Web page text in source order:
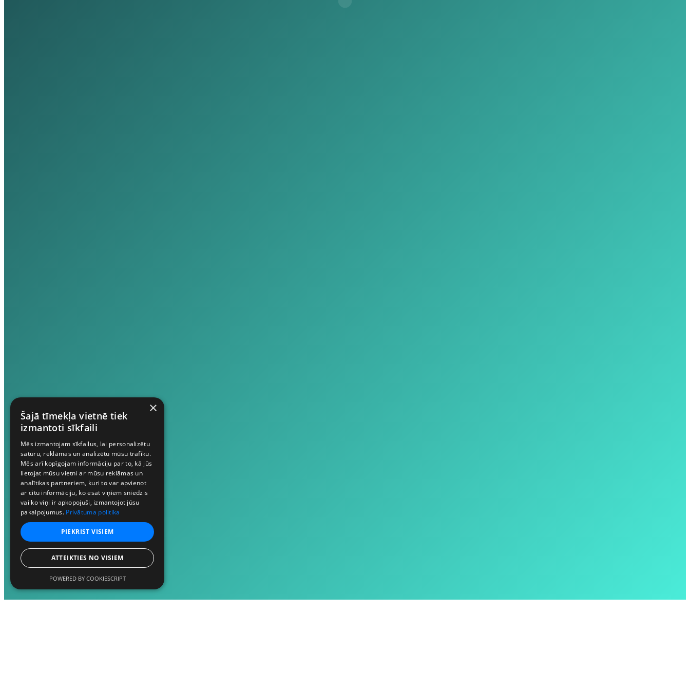
×
Šajā tīmekļa vietnē tiek
izmantoti sīkfaili
Mēs izmantojam sīkfailus, lai personalizētu
saturu, reklāmas un analizētu mūsu trafiku.
Mēs arī kopīgojam informāciju par to, kā jūs
lietojat mūsu vietni ar mūsu reklāmas un
analītikas partneriem, kuri to var apvienot
ar citu informāciju, ko esat viņiem sniedzis
vai ko viņi ir apkopojuši, izmantojot jūsu
pakalpojumus. Privātuma politika
PIEKRIST VISIEM
ATTEIKTIES NO VISIEM
POWERED BY COOKIESCRIPT